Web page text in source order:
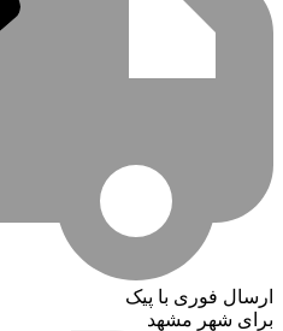
ارسال فوری با پیک
برای شهر مشهد